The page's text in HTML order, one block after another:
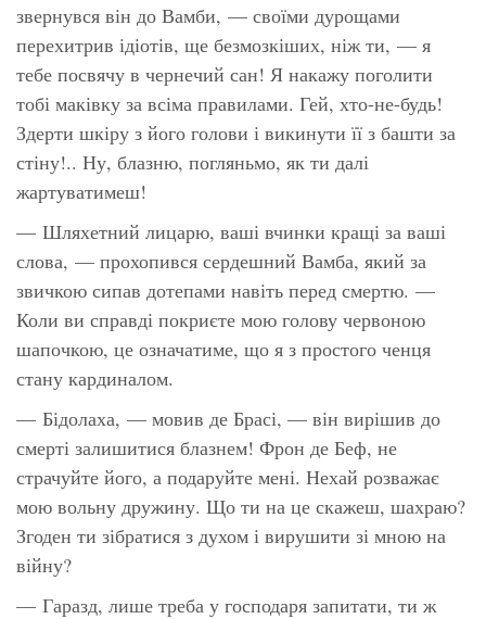
звернувся він до Вамби, — своїми дурощами
перехитрив ідіотів, ще безмозкіших, ніж ти, — я
тебе посвячу в чернечий сан! Я накажу поголити
тобі маківку за всіма правилами. Гей, хто-не-будь!
Здерти шкіру з його голови і викинути її з башти за
стіну!.. Ну, блазню, погляньмо, як ти далі
жартуватимеш!
— Шляхетний лицарю, ваші вчинки кращі за ваші
слова, — прохопився сердешний Вамба, який за
звичкою сипав дотепами навіть перед смертю. —
Коли ви справді покриєте мою голову червоною
шапочкою, це означатиме, що я з простого ченця
стану кардиналом.
— Бідолаха, — мовив де Брасі, — він вирішив до
смерті залишитися блазнем! Фрон де Беф, не
страчуйте його, а подаруйте мені. Нехай розважає
мою вольну дружину. Що ти на це скажеш, шахраю?
Згоден ти зібратися з духом і вирушити зі мною на
війну?
— Гаразд, лише треба у господаря запитати, ти ж